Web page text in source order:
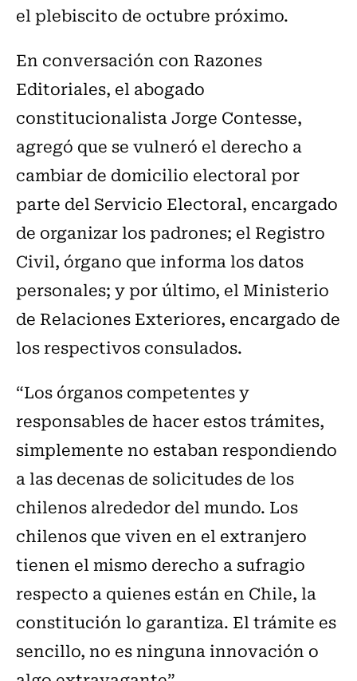
el plebiscito de octubre próximo.
En conversación con Razones
Editoriales, el abogado
constitucionalista Jorge Contesse,
agregó que se vulneró el derecho a
cambiar de domicilio electoral por
parte del Servicio Electoral, encargado
de organizar los padrones; el Registro
Civil, órgano que informa los datos
personales; y por último, el Ministerio
de Relaciones Exteriores, encargado de
los respectivos consulados.
“Los órganos competentes y
responsables de hacer estos trámites,
simplemente no estaban respondiendo
a las decenas de solicitudes de los
chilenos alrededor del mundo. Los
chilenos que viven en el extranjero
tienen el mismo derecho a sufragio
respecto a quienes están en Chile, la
constitución lo garantiza. El trámite es
sencillo, no es ninguna innovación o